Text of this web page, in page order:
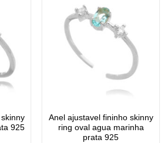
925
Anel ajustavel fininho skinny
ring oval agua marinha
prata 925